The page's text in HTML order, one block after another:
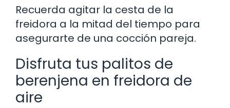
Recuerda agitar la cesta de la
freidora a la mitad del tiempo para
asegurarte de una cocción pareja.
Disfruta tus palitos de
berenjena en freidora de
aire